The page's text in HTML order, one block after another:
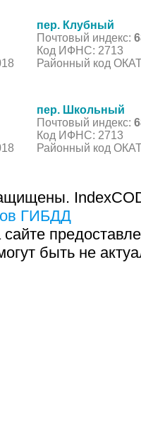
пер. Клубный
Почтовый индекс:
Код ИФНС: 2713
Районный код
пер. Школьный
Почтовый индекс:
Код ИФНС: 2713
Районный код
ГИБДД
быть не